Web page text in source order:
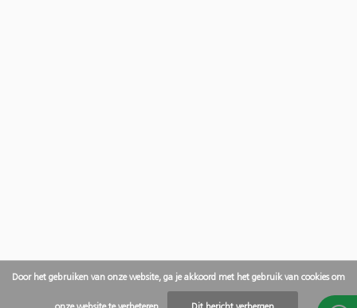
Door het gebruiken van onze website, ga je akkoord met het gebruik van cookies om